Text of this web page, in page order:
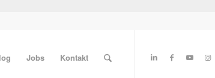
Jobs Kontakt